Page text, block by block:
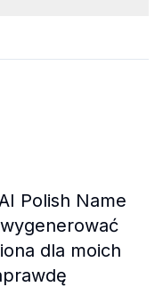
Polish Name
dla moich